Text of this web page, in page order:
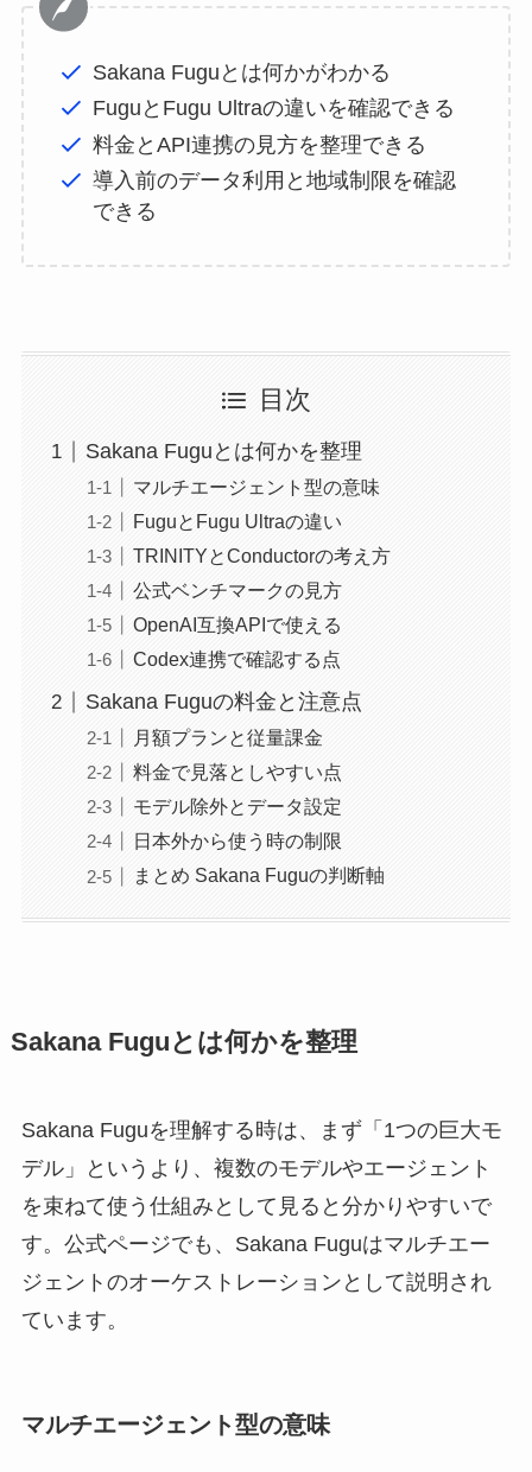
Sakana Fuguとは何かがわかる
FuguとFugu Ultraの違いを確認できる
料金とAPI連携の見方を整理できる
導入前のデータ利用と地域制限を確認
できる
目次
Sakana Fuguとは何かを整理
マルチエージェント型の意味
FuguとFugu Ultraの違い
TRINITYとConductorの考え方
公式ベンチマークの見方
OpenAI互換APIで使える
Codex連携で確認する点
Sakana Fuguの料金と注意点
月額プランと従量課金
料金で見落としやすい点
モデル除外とデータ設定
日本外から使う時の制限
まとめ Sakana Fuguの判断軸
Sakana Fuguとは何かを整理
Sakana Fuguを理解する時は、まず「1つの巨大モ
デル」というより、複数のモデルやエージェント
を束ねて使う仕組みとして見ると分かりやすいで
す。公式ページでも、Sakana Fuguはマルチエー
ジェントのオーケストレーションとして説明され
ています。
マルチエージェント型の意味